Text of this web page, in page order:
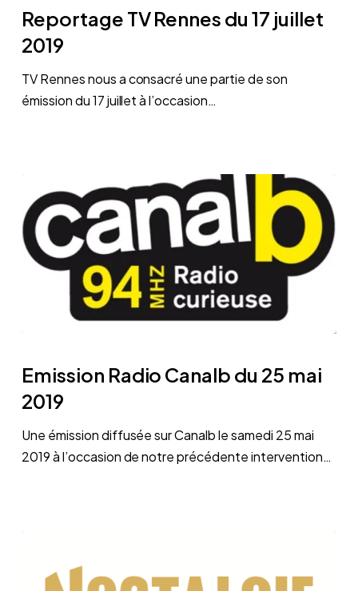
TV
Rennes
du
17
juillet
Reportage TV Rennes du 17 juillet
2019
TV Rennes nous a consacré une partie de son
émission du 17 juillet à l’occasion…
Radio
Canalb
du
25
mai
Emission Radio Canalb du 25 mai
2019
Une émission diffusée sur Canalb le samedi 25 mai
2019 à l’occasion de notre précédente intervention…